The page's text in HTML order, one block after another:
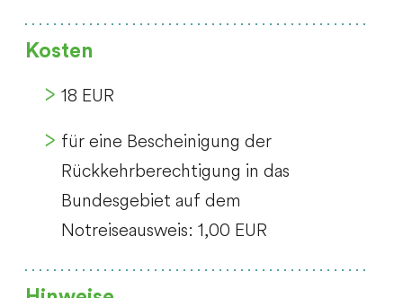
Kosten
18 EUR
für eine Bescheinigung der
Rückkehrberechtigung in das
Bundesgebiet auf dem
Notreiseausweis: 1,00 EUR